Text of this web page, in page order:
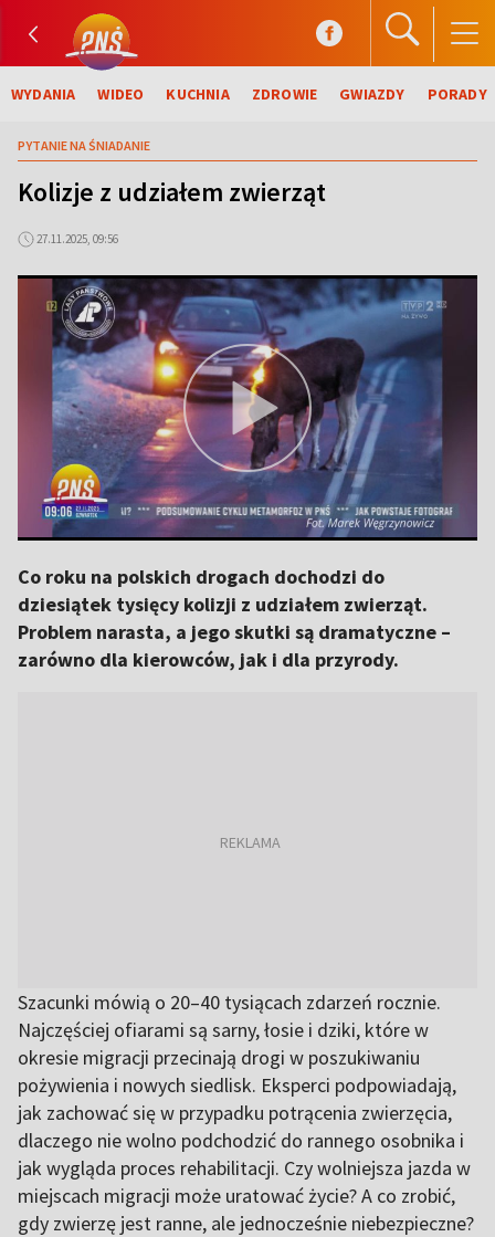
WYDANIA WIDEO KUCHNIA ZDROWIE GWIAZDY PORADY
PYTANIE NA ŚNIADANIE
Kolizje z udziałem zwierząt
27.11.2025, 09:56
Co roku na polskich drogach dochodzi do
dziesiątek tysięcy kolizji z udziałem zwierząt.
Problem narasta, a jego skutki są dramatyczne –
zarówno dla kierowców, jak i dla przyrody.
Szacunki mówią o 20–40 tysiącach zdarzeń rocznie.
Najczęściej ofiarami są sarny, łosie i dziki, które w
okresie migracji przecinają drogi w poszukiwaniu
pożywienia i nowych siedlisk. Eksperci podpowiadają,
jak zachować się w przypadku potrącenia zwierzęcia,
dlaczego nie wolno podchodzić do rannego osobnika i
jak wygląda proces rehabilitacji. Czy wolniejsza jazda w
miejscach migracji może uratować życie? A co zrobić,
gdy zwierzę jest ranne, ale jednocześnie niebezpieczne?